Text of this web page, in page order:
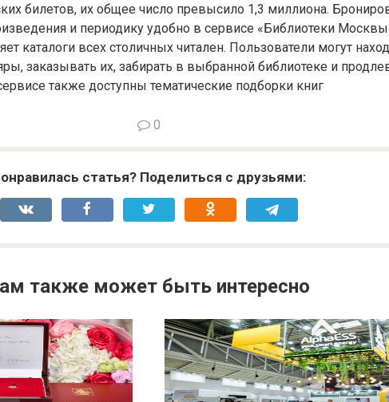
билетов, их общее число превысило 1,3 миллиона.
и периодику удобно в сервисе «Библиотеки
каталоги всех столичных читален. Пользователи могут
заказывать их, забирать в выбранной библиотеке и
также доступны тематические подборки книг
0
статья? Поделиться с друзьями:
также может быть интересно